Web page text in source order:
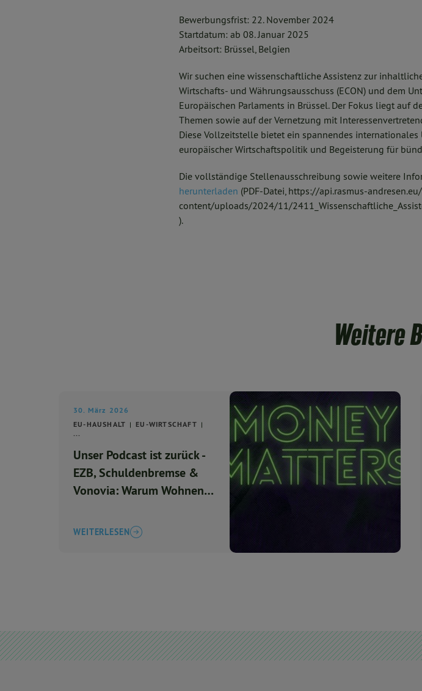
Bewerbungsfrist: 22. November 2024
Startdatum: ab 08. Januar 2025
Arbeitsort: Brüssel, Belgien
Wir suchen eine wissenschaftliche Assistenz zur
Wirtschafts- und Währungsausschuss (ECON) und dem
Europäischen Parlaments in Brüssel. Der Fokus liegt
Themen sowie auf der Vernetzung mit
Diese Vollzeitstelle bietet ein spannendes
europäischer Wirtschaftspolitik und Begeisterung für
Die vollständige Stellenausschreibung sowie weitere
herunterladen (PDF-Datei, https://api.rasmus-
content/uploads/2024/11/
).
Weitere
30. März 2026
EU-HAUSHALT
EU-WIRTSCHAFT
...
Unser Podcast ist zurück -
EZB, Schuldenbremse &
Vonovia: Warum Wohnen
WEITERLESEN